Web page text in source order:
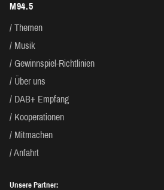
M94.5
Themen
Musik
Gewinnspiel-Richtlinien
Über uns
DAB+ Empfang
Kooperationen
Mitmachen
Anfahrt
Unsere Partner: